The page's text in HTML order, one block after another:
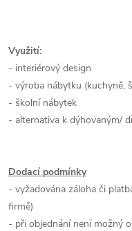
Využití:
- interiérový design
- výroba nábytku (kuchyně,
- školní nábytek
- alternativa k dýhovaným/
Dodací podmínky
- vyžadována záloha či
firmě)
- při objednání není možný